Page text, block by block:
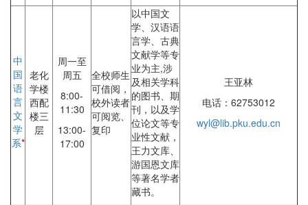
中
国
语
言
文
学
系*
老化
学楼
西配
楼三
层
周一至
周五
8:00-
11:30
13:00-
17:00
全校师生
可借阅，
校外读者
可阅览、
复印
以中国文
学、汉语语
言学、古典
文献学等专
业为主,涉
及相关学科
的图书、期
刊，以及学
位论文等专
业性文献，
王力文库、
游国恩文库
等著名学者
藏书。
王亚林
电话：62753012
wyl@lib.pku.edu.cn